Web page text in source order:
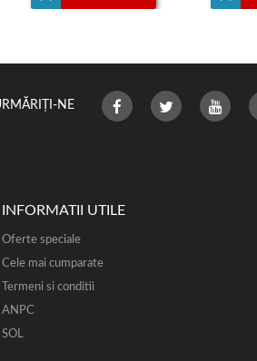
NE
INFORMATII UTILE
Oferte speciale
Cele mai cumparate
Termeni si conditii
ANPC
SOL